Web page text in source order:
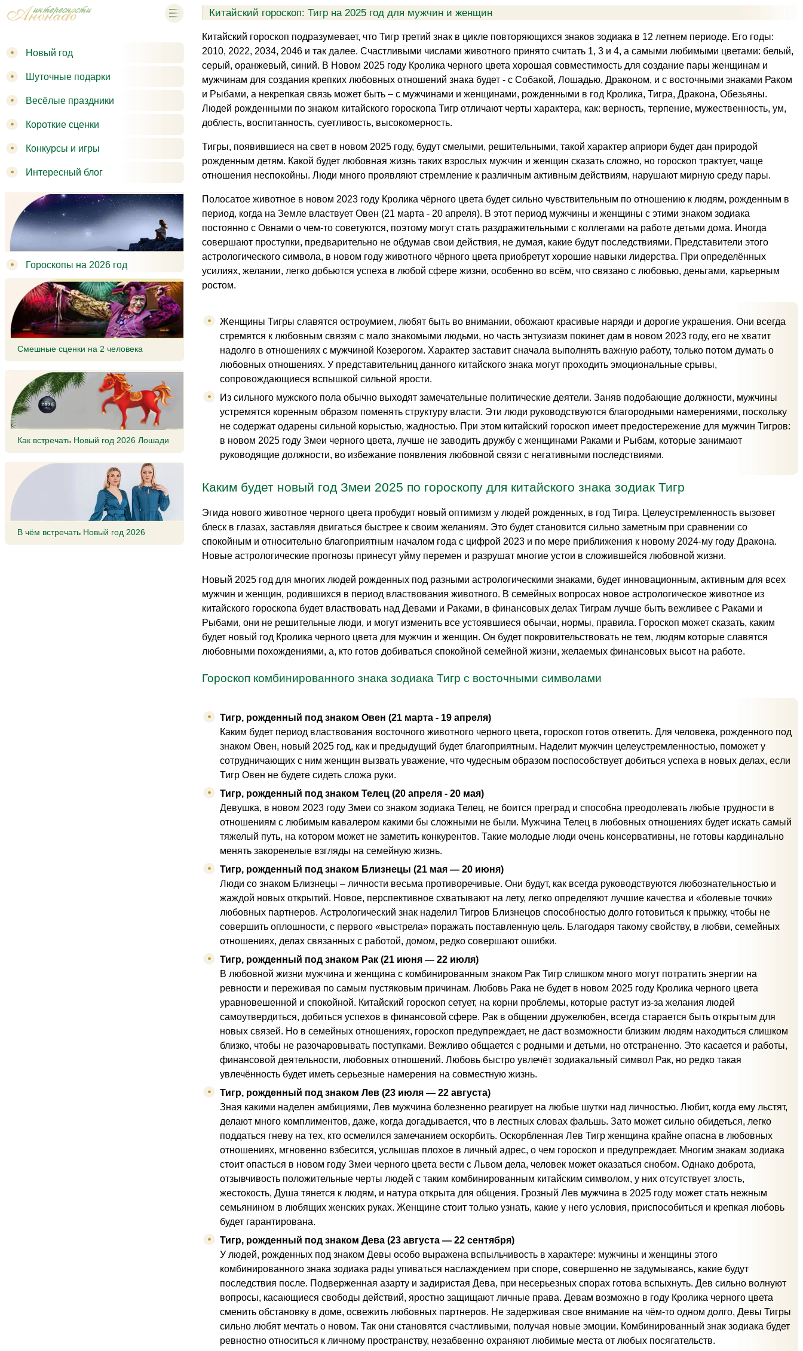
Китайский гороскоп: Тигр на 2025 год для мужчин и женщин
Китайский гороскоп подразумевает, что Тигр третий знак в цикле повторяющихся знаков зодиака в 12 летнем периоде. Его годы:
2010, 2022, 2034, 2046 и так далее. Счастливыми числами животного принято считать 1, 3 и 4, а самыми любимыми цветами: белый,
серый, оранжевый, синий. В Новом 2025 году Кролика черного цвета хорошая совместимость для создание пары женщинам и
мужчинам для создания крепких любовных отношений знака будет - с Собакой, Лошадью, Драконом, и с восточными знаками Раком
и Рыбами, а некрепкая связь может быть – с мужчинами и женщинами, рожденными в год Кролика, Тигра, Дракона, Обезьяны.
Людей рожденными по знаком китайского гороскопа Тигр отличают черты характера, как: верность, терпение, мужественность, ум,
доблесть, воспитанность, суетливость, высокомерность.
Тигры, появившиеся на свет в новом 2025 году, будут смелыми, решительными, такой характер априори будет дан природой
рожденным детям. Какой будет любовная жизнь таких взрослых мужчин и женщин сказать сложно, но гороскоп трактует, чаще
отношения неспокойны. Люди много проявляют стремление к различным активным действиям, нарушают мирную среду пары.
Полосатое животное в новом 2023 году Кролика чёрного цвета будет сильно чувствительным по отношению к людям, рожденным в
период, когда на Земле властвует Овен (21 марта - 20 апреля). В этот период мужчины и женщины с этими знаком зодиака
постоянно с Овнами о чем-то советуются, поэтому могут стать раздражительными с коллегами на работе детьми дома. Иногда
совершают проступки, предварительно не обдумав свои действия, не думая, какие будут последствиями. Представители этого
астрологического символа, в новом году животного чёрного цвета приобретут хорошие навыки лидерства. При определённых
усилиях, желании, легко добьются успеха в любой сфере жизни, особенно во всём, что связано с любовью, деньгами, карьерным
ростом.
Женщины Тигры славятся остроумием, любят быть во внимании, обожают красивые наряди и дорогие украшения. Они всегда
стремятся к любовным связям с мало знакомыми людьми, но часть энтузиазм покинет дам в новом 2023 году, его не хватит
надолго в отношениях с мужчиной Козерогом. Характер заставит сначала выполнять важную работу, только потом думать о
любовных отношениях. У представительниц данного китайского знака могут проходить эмоциональные срывы,
сопровождающиеся вспышкой сильной ярости.
Из сильного мужского пола обычно выходят замечательные политические деятели. Заняв подобающие должности, мужчины
устремятся коренным образом поменять структуру власти. Эти люди руководствуются благородными намерениями, поскольку
не содержат одарены сильной корыстью, жадностью. При этом китайский гороскоп имеет предостережение для мужчин Тигров:
в новом 2025 году Змеи черного цвета, лучше не заводить дружбу с женщинами Раками и Рыбам, которые занимают
руководящие должности, во избежание появления любовной связи с негативными последствиями.
Каким будет новый год Змеи 2025 по гороскопу для китайского знака зодиак Тигр
Эгида нового животное черного цвета пробудит новый оптимизм у людей рожденных, в год Тигра. Целеустремленность вызовет
блеск в глазах, заставляя двигаться быстрее к своим желаниям. Это будет становится сильно заметным при сравнении со
спокойным и относительно благоприятным началом года с цифрой 2023 и по мере приближения к новому 2024-му году Дракона.
Новые астрологические прогнозы принесут уйму перемен и разрушат многие устои в сложившейся любовной жизни.
Новый 2025 год для многих людей рожденных под разными астрологическими знаками, будет инновационным, активным для всех
мужчин и женщин, родившихся в период властвования животного. В семейных вопросах новое астрологическое животное из
китайского гороскопа будет властвовать над Девами и Раками, в финансовых делах Тиграм лучше быть вежливее с Раками и
Рыбами, они не решительные люди, и могут изменить все устоявшиеся обычаи, нормы, правила. Гороскоп может сказать, каким
будет новый год Кролика черного цвета для мужчин и женщин. Он будет покровительствовать не тем, людям которые славятся
любовными похождениями, а, кто готов добиваться спокойной семейной жизни, желаемых финансовых высот на работе.
Гороскоп комбинированного знака зодиака Тигр с восточными символами
Тигр, рожденный под знаком Овен (21 марта - 19 апреля)
Каким будет период властвования восточного животного черного цвета, гороскоп готов ответить. Для человека, рожденного под
знаком Овен, новый 2025 год, как и предыдущий будет благоприятным. Наделит мужчин целеустремленностью, поможет у
сотрудничающих с ним женщин вызвать уважение, что чудесным образом поспособствует добиться успеха в новых делах, если
Тигр Овен не будете сидеть сложа руки.
Тигр, рожденный под знаком Телец (20 апреля - 20 мая)
Девушка, в новом 2023 году Змеи со знаком зодиака Телец, не боится преград и способна преодолевать любые трудности в
отношениям с любимым кавалером какими бы сложными не были. Мужчина Телец в любовных отношениях будет искать самый
тяжелый путь, на котором может не заметить конкурентов. Такие молодые люди очень консервативны, не готовы кардинально
менять закоренелые взгляды на семейную жизнь.
Тигр, рожденный под знаком Близнецы (21 мая — 20 июня)
Люди со знаком Близнецы – личности весьма противоречивые. Они будут, как всегда руководствуются любознательностью и
жаждой новых открытий. Новое, перспективное схватывают на лету, легко определяют лучшие качества и «болевые точки»
любовных партнеров. Астрологический знак наделил Тигров Близнецов способностью долго готовиться к прыжку, чтобы не
совершить оплошности, с первого «выстрела» поражать поставленную цель. Благодаря такому свойству, в любви, семейных
отношениях, делах связанных с работой, домом, редко совершают ошибки.
Тигр, рожденный под знаком Рак (21 июня — 22 июля)
В любовной жизни мужчина и женщина с комбинированным знаком Рак Тигр слишком много могут потратить энергии на
ревности и переживая по самым пустяковым причинам. Любовь Рака не будет в новом 2025 году Кролика черного цвета
уравновешенной и спокойной. Китайский гороскоп сетует, на корни проблемы, которые растут из-за желания людей
самоутвердиться, добиться успехов в финансовой сфере. Рак в общении дружелюбен, всегда старается быть открытым для
новых связей. Но в семейных отношениях, гороскоп предупреждает, не даст возможности близким людям находиться слишком
близко, чтобы не разочаровывать поступками. Вежливо общается с родными и детьми, но отстраненно. Это касается и работы,
финансовой деятельности, любовных отношений. Любовь быстро увлечёт зодиакальный символ Рак, но редко такая
увлечённость будет иметь серьезные намерения на совместную жизнь.
Тигр, рожденный под знаком Лев (23 июля — 22 августа)
Зная какими наделен амбициями, Лев мужчина болезненно реагирует на любые шутки над личностью. Любит, когда ему льстят,
делают много комплиментов, даже, когда догадывается, что в лестных словах фальшь. Зато может сильно обидеться, легко
поддаться гневу на тех, кто осмелился замечанием оскорбить. Оскорбленная Лев Тигр женщина крайне опасна в любовных
отношениях, мгновенно взбесится, услышав плохое в личный адрес, о чем гороскоп и предупреждает. Многим знакам зодиака
стоит опасться в новом году Змеи черного цвета вести с Львом дела, человек может оказаться снобом. Однако доброта,
отзывчивость положительные черты людей с таким комбинированным китайским символом, у них отсутствует злость,
жестокость, Душа тянется к людям, и натура открыта для общения. Грозный Лев мужчина в 2025 году может стать нежным
семьянином в любящих женских руках. Женщине стоит только узнать, какие у него условия, приспособиться и крепкая любовь
будет гарантирована.
Тигр, рожденный под знаком Дева (23 августа — 22 сентября)
У людей, рожденных под знаком Девы особо выражена вспыльчивость в характере: мужчины и женщины этого
комбинированного знака зодиака рады упиваться наслаждением при споре, совершенно не задумываясь, какие будут
последствия после. Подверженная азарту и задиристая Дева, при несерьезных спорах готова вспыхнуть. Дев сильно волнуют
вопросы, касающиеся свободы действий, яростно защищают личные права. Девам возможно в году Кролика черного цвета
сменить обстановку в доме, освежить любовных партнеров. Не задерживая свое внимание на чём-то одном долго, Девы Тигры
сильно любят мечтать о новом. Так они становятся счастливыми, получая новые эмоции. Комбинированный знак зодиака будет
ревностно относиться к личному пространству, незабвенно охраняют любимые места от любых посягательств.
Новый год
Шуточные подарки
Весёлые праздники
Короткие сценки
Конкурсы и игры
Интересный блог
Гороскопы на 2026 год
Смешные сценки на 2 человека
Как встречать Новый год 2026 Лошади
В чём встречать Новый год 2026